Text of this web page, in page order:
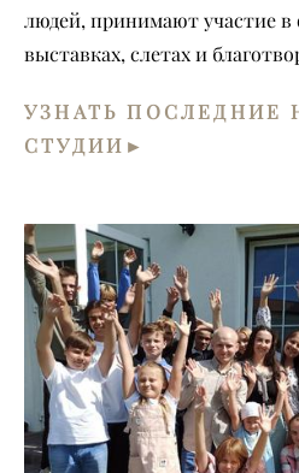
людей, принимают участие в
выставках, слетах и
УЗНАТЬ ПОСЛЕДНИЕ
СТУДИИ►